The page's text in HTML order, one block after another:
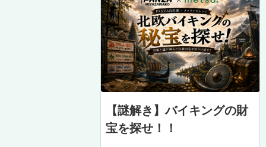
【謎解き】バイキングの財
宝を探せ！！